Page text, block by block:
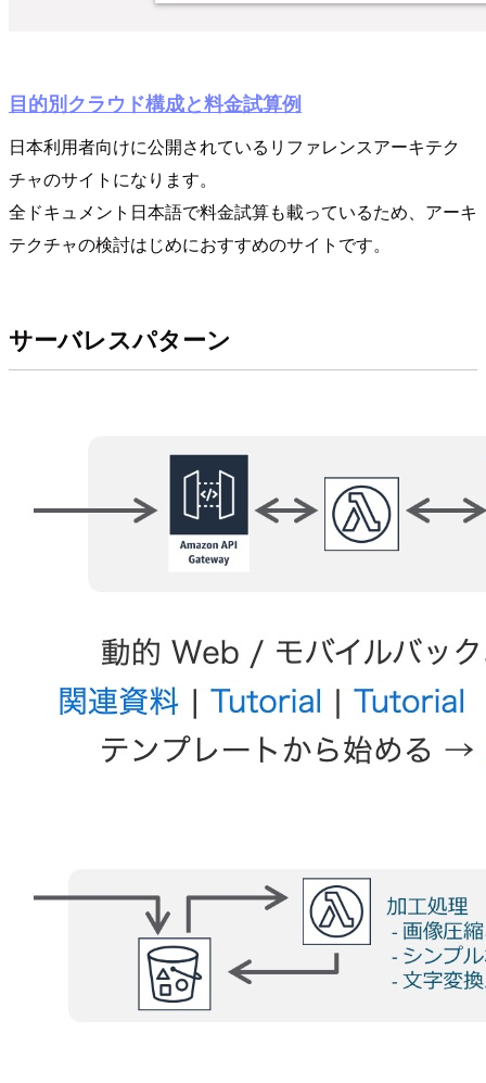
目的別クラウド構成と料金試算例
日本利用者向けに公開されているリファレンスアーキテク
チャのサイトになります。
全ドキュメント日本語で料金試算も載っているため、アーキ
テクチャの検討はじめにおすすめのサイトです。
サーバレスパターン